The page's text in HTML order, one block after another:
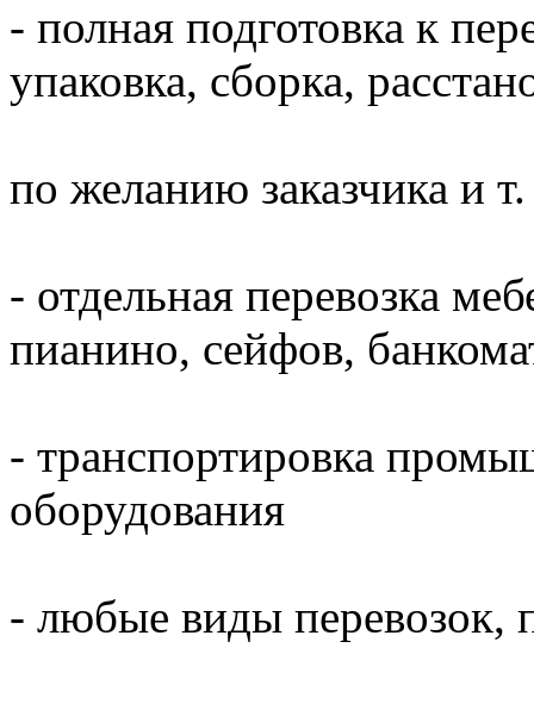
- полная подготовка к
упаковка, сборка,
по желанию заказчика и
- отдельная перевозка
пианино, сейфов,
- транспортировка
оборудования
- любые виды перевозок,